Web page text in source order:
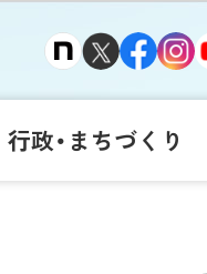
行政・まちづくり